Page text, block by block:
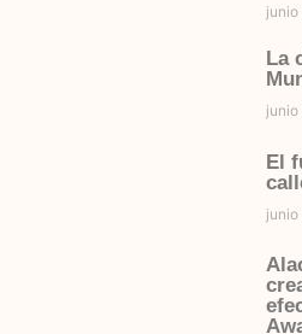
La
El